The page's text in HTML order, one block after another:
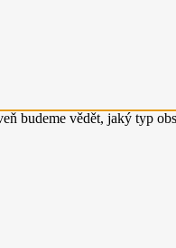
budeme vědět, jaký typ